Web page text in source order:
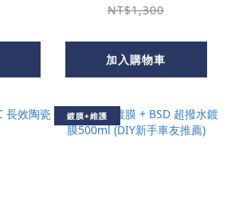
NT$1,300
加入購物車
鍍膜+維護